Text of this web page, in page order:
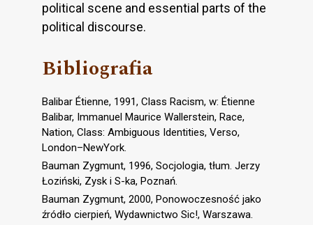
political scene and essential parts of the
political discourse.
Bibliografia
Balibar Étienne, 1991, Class Racism, w: Étienne
Balibar, Immanuel Maurice Wallerstein, Race,
Nation, Class: Ambiguous Identities, Verso,
London–NewYork.
Bauman Zygmunt, 1996, Socjologia, tłum. Jerzy
Łoziński, Zysk i S-ka, Poznań.
Bauman Zygmunt, 2000, Ponowoczesność jako
źródło cierpień, Wydawnictwo Sic!, Warszawa.